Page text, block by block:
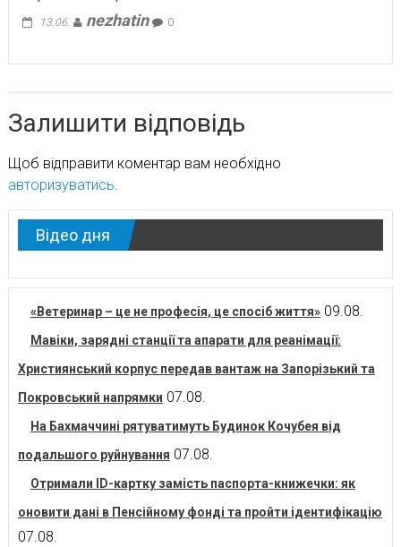
13.06. nezhatin 0
Залишити відповідь
Щоб відправити коментар вам необхідно
авторизуватись.
Відео дня
«Ветеринар – це не професія, це спосіб життя» 09.08.
Мавіки, зарядні станції та апарати для реанімації:
Християнський корпус передав вантаж на Запорізький та
Покровський напрямки 07.08.
На Бахмаччині рятуватимуть Будинок Кочубея від
подальшого руйнування 07.08.
Отримали ID-картку замість паспорта-книжечки: як
оновити дані в Пенсійному фонді та пройти ідентифікацію
07.08.